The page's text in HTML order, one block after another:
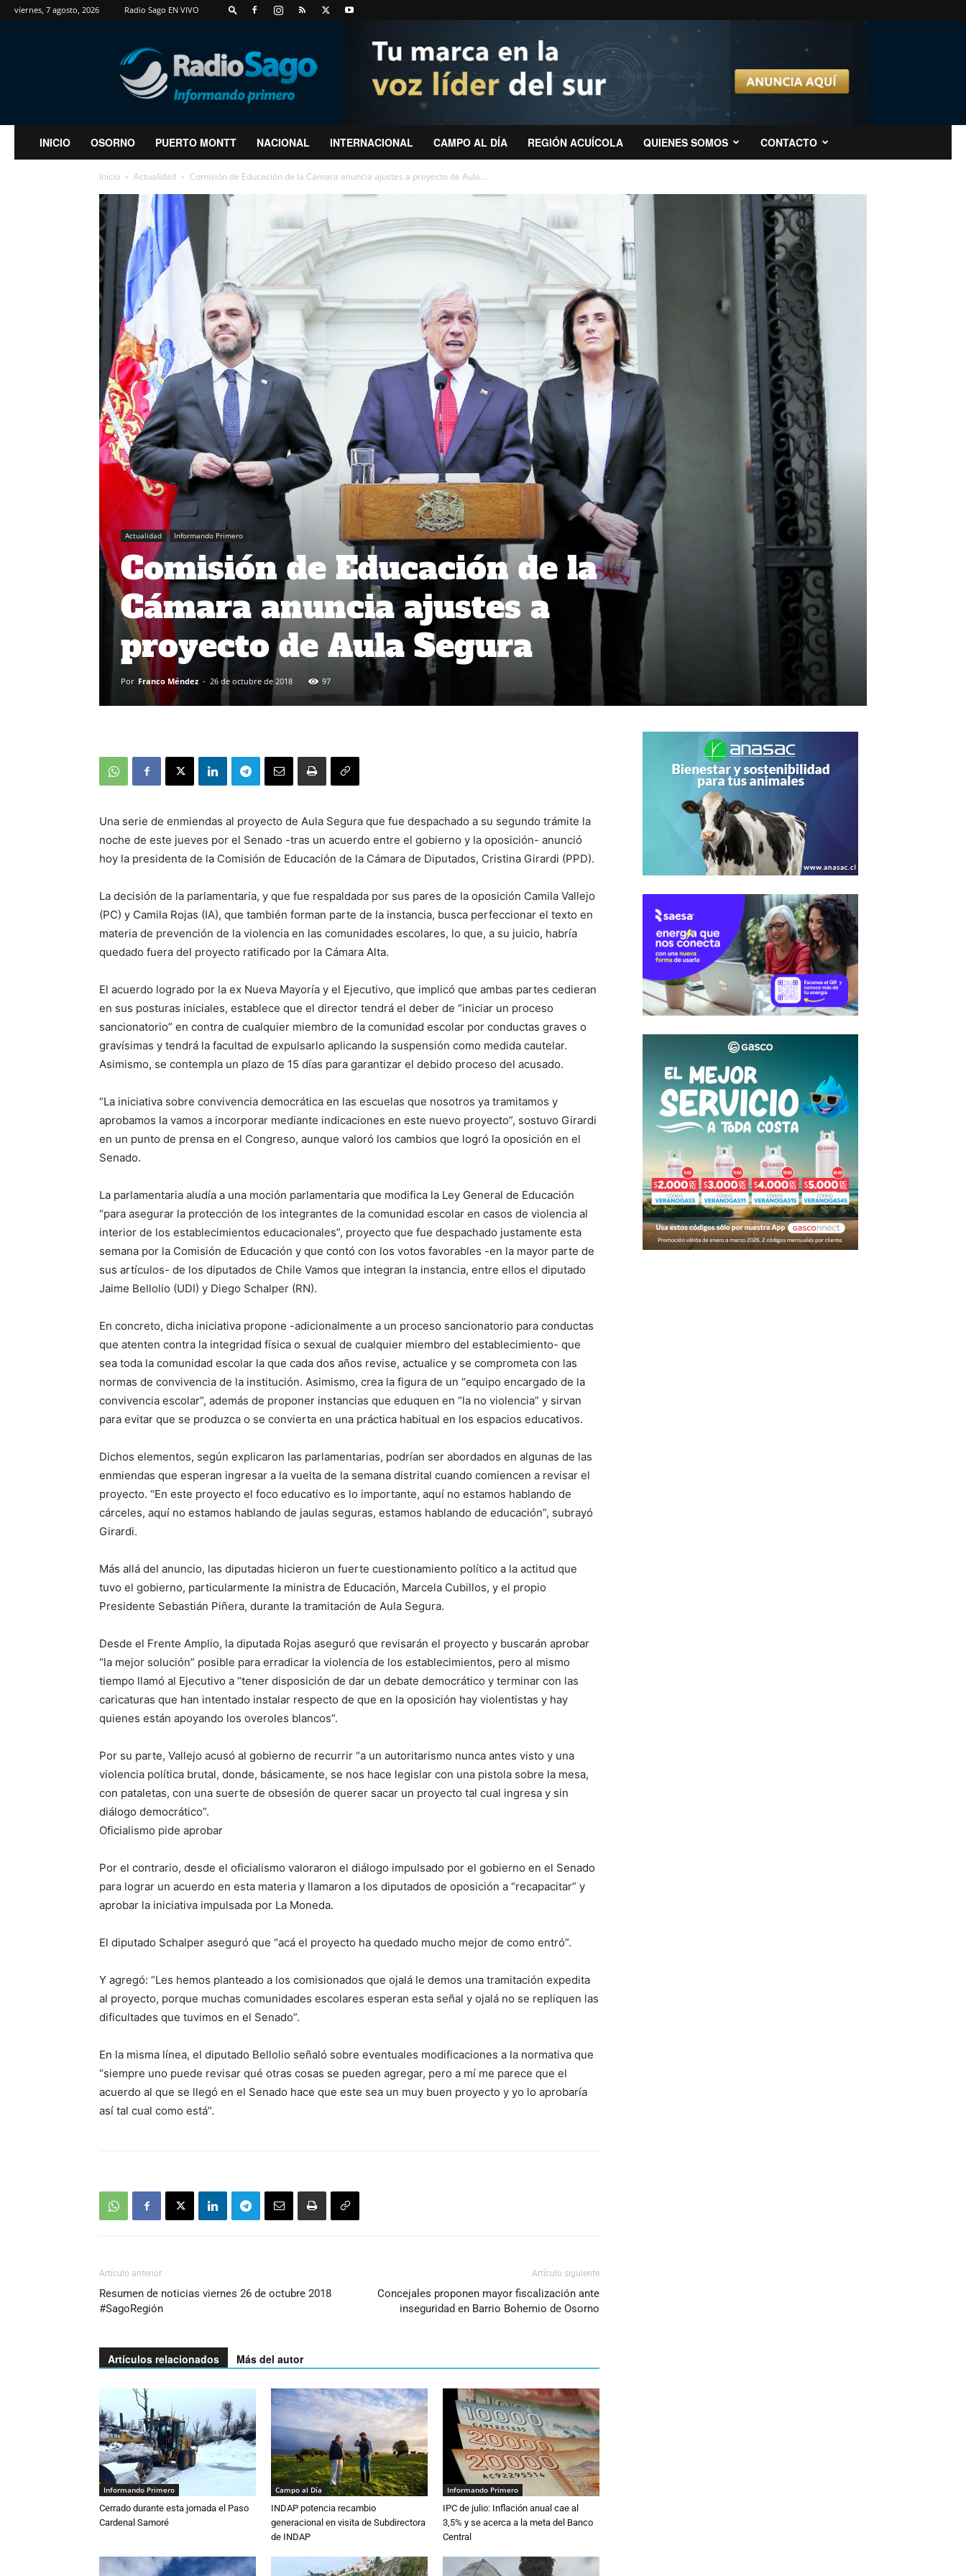
viernes, 7 agosto, 2026 Radio Sago EN VIVO
RadioSago
INICIO OSORNO PUERTO MONTT NACIONAL INTERNACIONAL CAMPO AL DÍA REGIÓN ACUÍCOLA QUIENES SOMOS CONTACTO
Inicio Actualidad Comisión de Educación de la Cámara anuncia ajustes a proyecto de Aula...
Actualidad Informando Primero
Comisión de Educación de la
Cámara anuncia ajustes a
proyecto de Aula Segura
Por Franco Méndez - 26 de octubre de 2018 97
Una serie de enmiendas al proyecto de Aula Segura que fue despachado a su segundo trámite la
noche de este jueves por el Senado -tras un acuerdo entre el gobierno y la oposición- anunció
hoy la presidenta de la Comisión de Educación de la Cámara de Diputados, Cristina Girardi (PPD).
La decisión de la parlamentaria, y que fue respaldada por sus pares de la oposición Camila Vallejo
(PC) y Camila Rojas (IA), que también forman parte de la instancia, busca perfeccionar el texto en
materia de prevención de la violencia en las comunidades escolares, lo que, a su juicio, habría
quedado fuera del proyecto ratificado por la Cámara Alta.
El acuerdo logrado por la ex Nueva Mayoría y el Ejecutivo, que implicó que ambas partes cedieran
en sus posturas iniciales, establece que el director tendrá el deber de “iniciar un proceso
sancionatorio” en contra de cualquier miembro de la comunidad escolar por conductas graves o
gravísimas y tendrá la facultad de expulsarlo aplicando la suspensión como medida cautelar.
Asimismo, se contempla un plazo de 15 días para garantizar el debido proceso del acusado.
“La iniciativa sobre convivencia democrática en las escuelas que nosotros ya tramitamos y
aprobamos la vamos a incorporar mediante indicaciones en este nuevo proyecto”, sostuvo Girardi
en un punto de prensa en el Congreso, aunque valoró los cambios que logró la oposición en el
Senado.
La parlamentaria aludía a una moción parlamentaria que modifica la Ley General de Educación
“para asegurar la protección de los integrantes de la comunidad escolar en casos de violencia al
interior de los establecimientos educacionales”, proyecto que fue despachado justamente esta
semana por la Comisión de Educación y que contó con los votos favorables -en la mayor parte de
sus artículos- de los diputados de Chile Vamos que integran la instancia, entre ellos el diputado
Jaime Bellolio (UDI) y Diego Schalper (RN).
En concreto, dicha iniciativa propone -adicionalmente a un proceso sancionatorio para conductas
que atenten contra la integridad física o sexual de cualquier miembro del establecimiento- que
sea toda la comunidad escolar la que cada dos años revise, actualice y se comprometa con las
normas de convivencia de la institución. Asimismo, crea la figura de un “equipo encargado de la
convivencia escolar”, además de proponer instancias que eduquen en “la no violencia” y sirvan
para evitar que se produzca o se convierta en una práctica habitual en los espacios educativos.
Dichos elementos, según explicaron las parlamentarias, podrían ser abordados en algunas de las
enmiendas que esperan ingresar a la vuelta de la semana distrital cuando comiencen a revisar el
proyecto. “En este proyecto el foco educativo es lo importante, aquí no estamos hablando de
cárceles, aquí no estamos hablando de jaulas seguras, estamos hablando de educación”, subrayó
Girardi.
Más allá del anuncio, las diputadas hicieron un fuerte cuestionamiento político a la actitud que
tuvo el gobierno, particularmente la ministra de Educación, Marcela Cubillos, y el propio
Presidente Sebastián Piñera, durante la tramitación de Aula Segura.
Desde el Frente Amplio, la diputada Rojas aseguró que revisarán el proyecto y buscarán aprobar
“la mejor solución” posible para erradicar la violencia de los establecimientos, pero al mismo
tiempo llamó al Ejecutivo a “tener disposición de dar un debate democrático y terminar con las
caricaturas que han intentado instalar respecto de que en la oposición hay violentistas y hay
quienes están apoyando los overoles blancos”.
Por su parte, Vallejo acusó al gobierno de recurrir “a un autoritarismo nunca antes visto y una
violencia política brutal, donde, básicamente, se nos hace legislar con una pistola sobre la mesa,
con pataletas, con una suerte de obsesión de querer sacar un proyecto tal cual ingresa y sin
diálogo democrático”.
Oficialismo pide aprobar
Por el contrario, desde el oficialismo valoraron el diálogo impulsado por el gobierno en el Senado
para lograr un acuerdo en esta materia y llamaron a los diputados de oposición a “recapacitar” y
aprobar la iniciativa impulsada por La Moneda.
El diputado Schalper aseguró que “acá el proyecto ha quedado mucho mejor de como entró”.
Y agregó: “Les hemos planteado a los comisionados que ojalá le demos una tramitación expedita
al proyecto, porque muchas comunidades escolares esperan esta señal y ojalá no se repliquen las
dificultades que tuvimos en el Senado”.
En la misma línea, el diputado Bellolio señaló sobre eventuales modificaciones a la normativa que
“siempre uno puede revisar qué otras cosas se pueden agregar, pero a mí me parece que el
acuerdo al que se llegó en el Senado hace que este sea un muy buen proyecto y yo lo aprobaría
así tal cual como está”.
Artículo anterior
Resumen de noticias viernes 26 de octubre 2018
#SagoRegión
Artículo siguiente
Concejales proponen mayor fiscalización ante
inseguridad en Barrio Bohemio de Osorno
Artículos relacionados Más del autor
Informando Primero
Cerrado durante esta jornada el Paso
Cardenal Samoré
Campo al Día
INDAP potencia recambio
generacional en visita de Subdirectora
de INDAP
Informando Primero
IPC de julio: Inflación anual cae al
3,5% y se acerca a la meta del Banco
Central